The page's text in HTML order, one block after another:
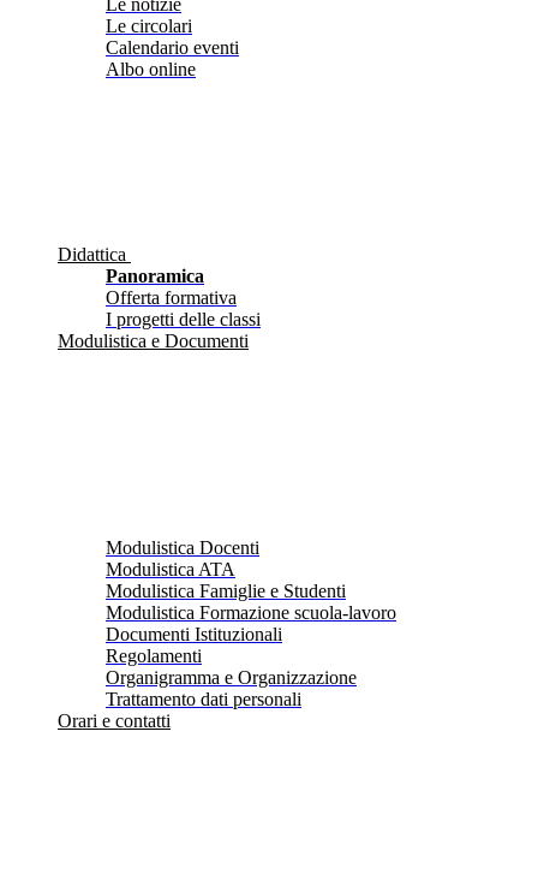
Le notizie
Le circolari
Calendario eventi
Albo online
Didattica
Panoramica
Offerta formativa
I progetti delle classi
Modulistica e Documenti
Modulistica Docenti
Modulistica ATA
Modulistica Famiglie e Studenti
Modulistica Formazione scuola-lavoro
Documenti Istituzionali
Regolamenti
Organigramma e Organizzazione
Trattamento dati personali
Orari e contatti